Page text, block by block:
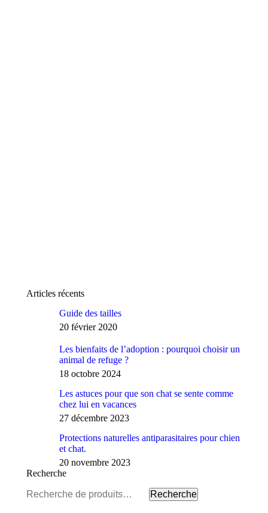
Articles récents
Guide des tailles
20 février 2020
Les bienfaits de l’adoption : pourquoi choisir un
animal de refuge ?
18 octobre 2024
Les astuces pour que son chat se sente comme
chez lui en vacances
27 décembre 2023
Protections naturelles antiparasitaires pour chien
et chat.
20 novembre 2023
Recherche
Recherche
Recherche